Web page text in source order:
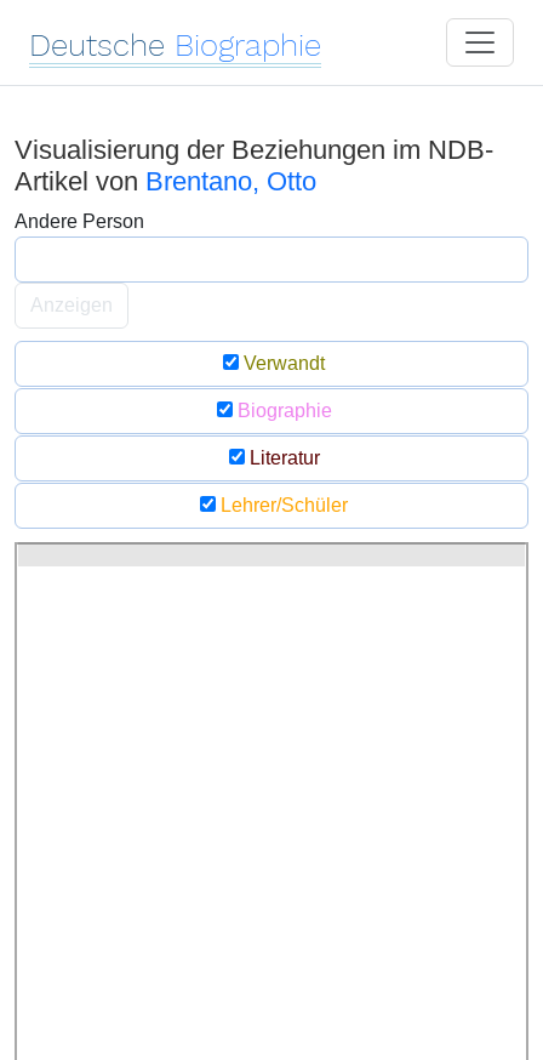
Deutsche Biographie
Visualisierung der Beziehungen im NDB-
Artikel von Brentano, Otto
Andere Person
Anzeigen
Verwandt
Biographie
Literatur
Lehrer/Schüler